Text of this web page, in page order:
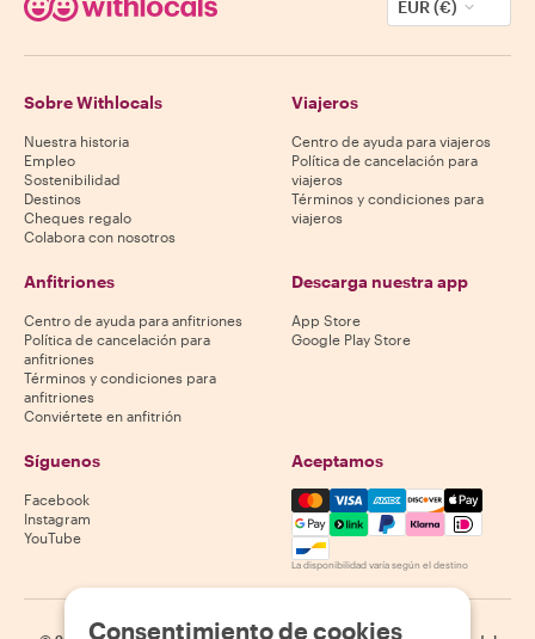
EUR (€)
Sobre Withlocals
Nuestra historia
Empleo
Sostenibilidad
Destinos
Cheques regalo
Colabora con nosotros
Viajeros
Centro de ayuda para viajeros
Política de cancelación para
viajeros
Términos y condiciones para
viajeros
Anfitriones
Centro de ayuda para anfitriones
Política de cancelación para
anfitriones
Términos y condiciones para
anfitriones
Conviértete en anfitrión
Descarga nuestra app
App Store
Google Play Store
Síguenos
Facebook
Instagram
YouTube
Aceptamos
Mastercard, Visa, Amex,
La disponibilidad varía según el destino
Consentimiento de cookies